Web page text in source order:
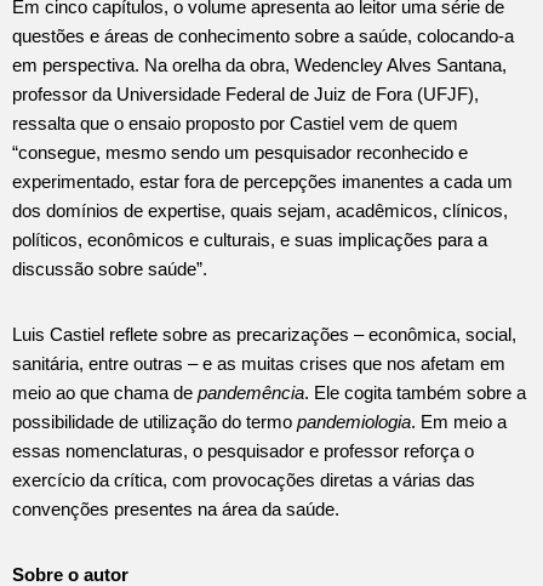
Em cinco capítulos, o volume apresenta ao leitor uma série de
questões e áreas de conhecimento sobre a saúde, colocando-a
em perspectiva. Na orelha da obra, Wedencley Alves Santana,
professor da Universidade Federal de Juiz de Fora (UFJF),
ressalta que o ensaio proposto por Castiel vem de quem
“consegue, mesmo sendo um pesquisador reconhecido e
experimentado, estar fora de percepções imanentes a cada um
dos domínios de expertise, quais sejam, acadêmicos, clínicos,
políticos, econômicos e culturais, e suas implicações para a
discussão sobre saúde”.
Luis Castiel reflete sobre as precarizações – econômica, social,
sanitária, entre outras – e as muitas crises que nos afetam em
meio ao que chama de pandemência. Ele cogita também sobre a
possibilidade de utilização do termo pandemiologia. Em meio a
essas nomenclaturas, o pesquisador e professor reforça o
exercício da crítica, com provocações diretas a várias das
convenções presentes na área da saúde.
Sobre o autor